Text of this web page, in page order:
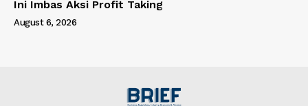
Ini Imbas Aksi Profit Taking
August 6, 2026